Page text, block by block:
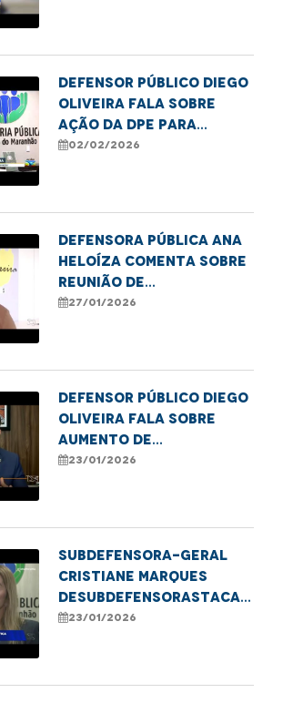
Defensor Público Diego
Oliveira fala sobre
ação da DPE para
renegociação de dívida.
02/02/2026
Defensora Pública Ana
Heloíza comenta sobre
reunião de
representantes da
Imperatriz
27/01/2026
Defensor Público Diego
Oliveira fala sobre
aumento de
inadimplência que
23/01/2026
Subdefensora-Geral
Cristiane Marques
deSubdefensorastaca
Defensoria Protetiva
23/01/2026